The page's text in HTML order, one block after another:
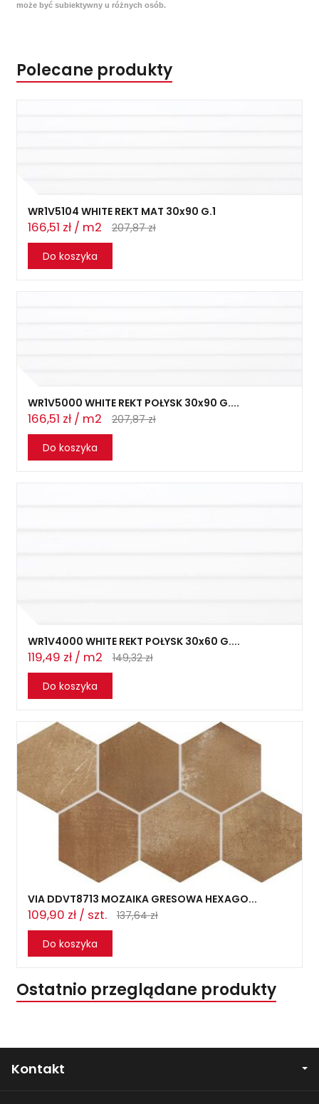
może być subiektywny u różnych osób.
Polecane produkty
WR1V5104 WHITE REKT MAT 30x90 G.1
166,51 zł / m2
207,87 zł
Do koszyka
WR1V5000 WHITE REKT POŁYSK 30x90 G....
166,51 zł / m2
207,87 zł
Do koszyka
WR1V4000 WHITE REKT POŁYSK 30x60 G....
119,49 zł / m2
149,32 zł
Do koszyka
VIA DDVT8713 MOZAIKA GRESOWA HEXAGO...
109,90 zł / szt.
137,64 zł
Do koszyka
Ostatnio przeglądane produkty
Kontakt